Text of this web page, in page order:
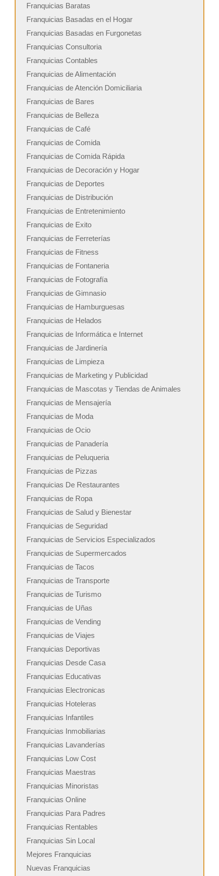
Franquicias Baratas
Franquicias Basadas en el Hogar
Franquicias Basadas en Furgonetas
Franquicias Consultoria
Franquicias Contables
Franquicias de Alimentación
Franquicias de Atención Domiciliaria
Franquicias de Bares
Franquicias de Belleza
Franquicias de Café
Franquicias de Comida
Franquicias de Comida Rápida
Franquicias de Decoración y Hogar
Franquicias de Deportes
Franquicias de Distribución
Franquicias de Entretenimiento
Franquicias de Exito
Franquicias de Ferreterías
Franquicias de Fitness
Franquicias de Fontaneria
Franquicias de Fotografía
Franquicias de Gimnasio
Franquicias de Hamburguesas
Franquicias de Helados
Franquicias de Informática e Internet
Franquicias de Jardinería
Franquicias de Limpieza
Franquicias de Marketing y Publicidad
Franquicias de Mascotas y Tiendas de Animales
Franquicias de Mensajería
Franquicias de Moda
Franquicias de Ocio
Franquicias de Panadería
Franquicias de Peluqueria
Franquicias de Pizzas
Franquicias De Restaurantes
Franquicias de Ropa
Franquicias de Salud y Bienestar
Franquicias de Seguridad
Franquicias de Servicios Especializados
Franquicias de Supermercados
Franquicias de Tacos
Franquicias de Transporte
Franquicias de Turismo
Franquicias de Uñas
Franquicias de Vending
Franquicias de Viajes
Franquicias Deportivas
Franquicias Desde Casa
Franquicias Educativas
Franquicias Electronicas
Franquicias Hoteleras
Franquicias Infantiles
Franquicias Inmobiliarias
Franquicias Lavanderías
Franquicias Low Cost
Franquicias Maestras
Franquicias Minoristas
Franquicias Online
Franquicias Para Padres
Franquicias Rentables
Franquicias Sin Local
Mejores Franquicias
Nuevas Franquicias